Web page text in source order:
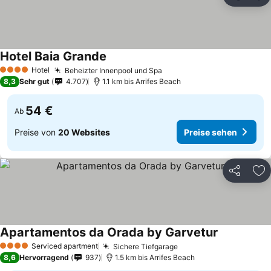
4 Sterne Hotel Beheizter Innenpool und Spa
Hotel Baia Grande
8,3 Sehr gut 4.707 1.1 km bis Arrifes Beach
Ab 54 €
Preise von 20 Websites Preise sehen
Teilen
4 Sterne Serviced apartment Sichere Tiefgarage
Apartamentos da Orada by Garvetur
8,6 Hervorragend 937 1.5 km bis Arrifes Beach